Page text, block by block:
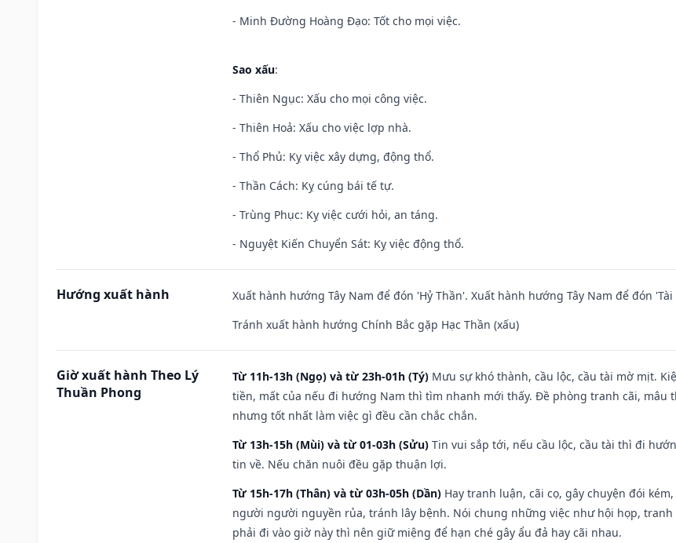
- Minh Đường Hoàng Đạo: Tốt cho mọi việc.
Sao xấu:
- Thiên Ngục: Xấu cho mọi công việc.
- Thiên Hoả: Xấu cho việc lợp nhà.
- Thổ Phủ: Kỵ việc xây dựng, động thổ.
- Thần Cách: Kỵ cúng bái tế tự.
- Trùng Phục: Kỵ việc cưới hỏi, an táng.
- Nguyệt Kiến Chuyển Sát: Kỵ việc động thổ.
Hướng xuất hành
Xuất hành hướng Tây Nam để đón 'Hỷ Thần'. Xuất hành hướng Tây Nam để đón 'Tài
Tránh xuất hành hướng Chính Bắc gặp Hạc Thần (xấu)
Giờ xuất hành Theo Lý
Thuần Phong
Từ 11h-13h (Ngọ) và từ 23h-01h (Tý) Mưu sự khó thành, cầu lộc, cầu tài mờ mịt.
tiền, mất của nếu đi hướng Nam thì tìm nhanh mới thấy. Đề phòng tranh cãi, mâu
nhưng tốt nhất làm việc gì đều cần chắc chắn.
Từ 13h-15h (Mùi) và từ 01-03h (Sửu) Tin vui sắp tới, nếu cầu lộc, cầu tài thì đi
tin về. Nếu chăn nuôi đều gặp thuận lợi.
Từ 15h-17h (Thân) và từ 03h-05h (Dần) Hay tranh luận, cãi cọ, gây chuyện đói
người người nguyền rủa, tránh lây bệnh. Nói chung những việc như hội họp,
phải đi vào giờ này thì nên giữ miệng để hạn ché gây ẩu đả hay cãi nhau.